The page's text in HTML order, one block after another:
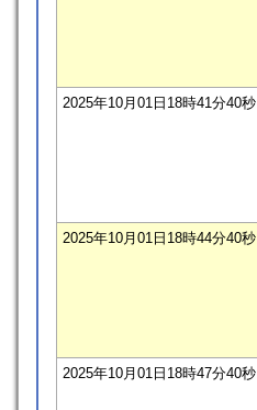
2025年10月01日18時41分40秒
2025年10月01日18時44分40秒
2025年10月01日18時47分40秒